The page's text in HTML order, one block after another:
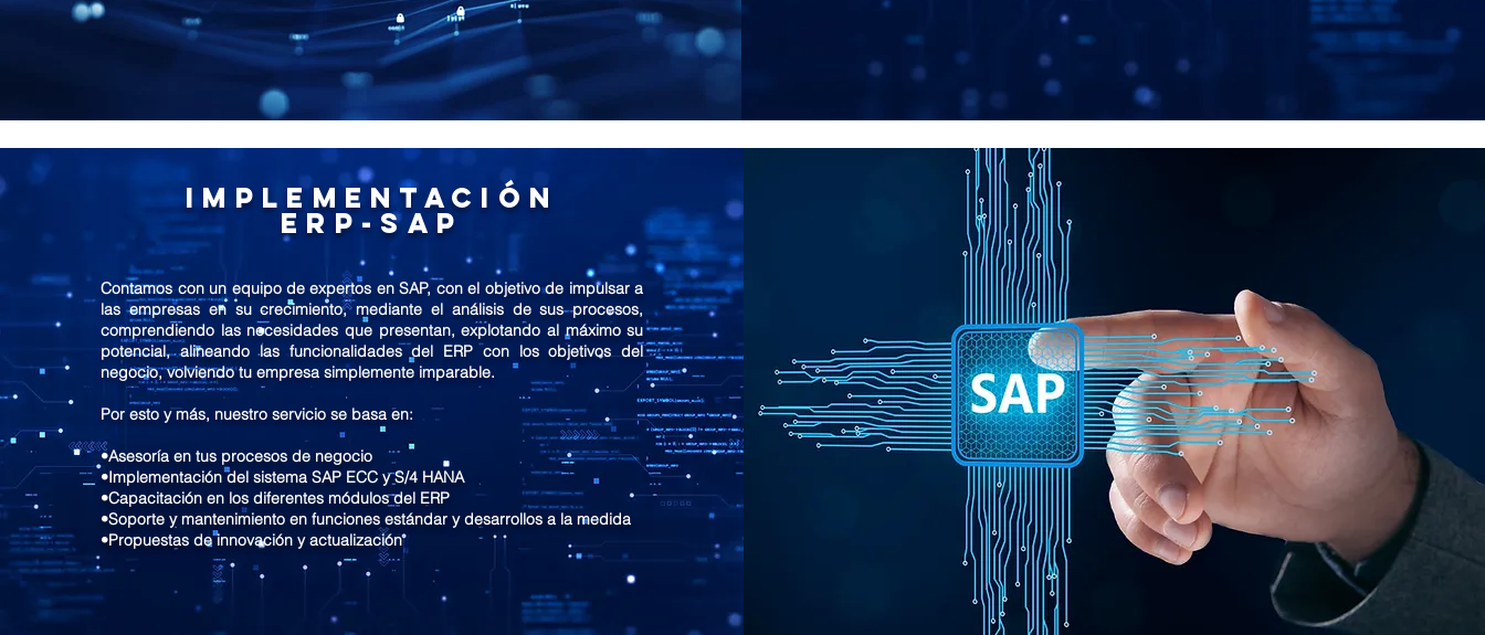
Implementación
ERP-SAP
Contamos con un equipo de expertos en SAP, con el objetivo de impulsar a
las empresas en su crecimiento, mediante el análisis de sus procesos,
comprendiendo las necesidades que presentan, explotando al máximo su
potencial, alineando las funcionalidades del ERP con los objetivos del
negocio, volviendo tu empresa simplemente imparable.
Por esto y más, nuestro servicio se basa en:
•Asesoría en tus procesos de negocio
•Implementación del sistema SAP ECC y S/4 HANA
•Capacitación en los diferentes módulos del ERP
•Soporte y mantenimiento en funciones estándar y desarrollos a la medida
•Propuestas de innovación y actualización